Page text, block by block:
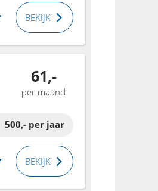
BEKIJK
61,-
per maand
500,- per jaar
BEKIJK